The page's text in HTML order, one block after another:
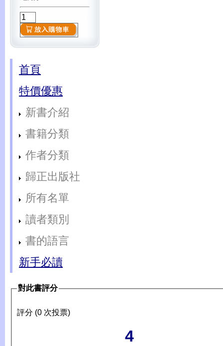
首頁
特價優惠
新書介紹
書籍分類
作者分類
歸正出版社
所有名單
讀者類別
書的語言
新手必讀
對此書評分
評分 (0 次投票)
4